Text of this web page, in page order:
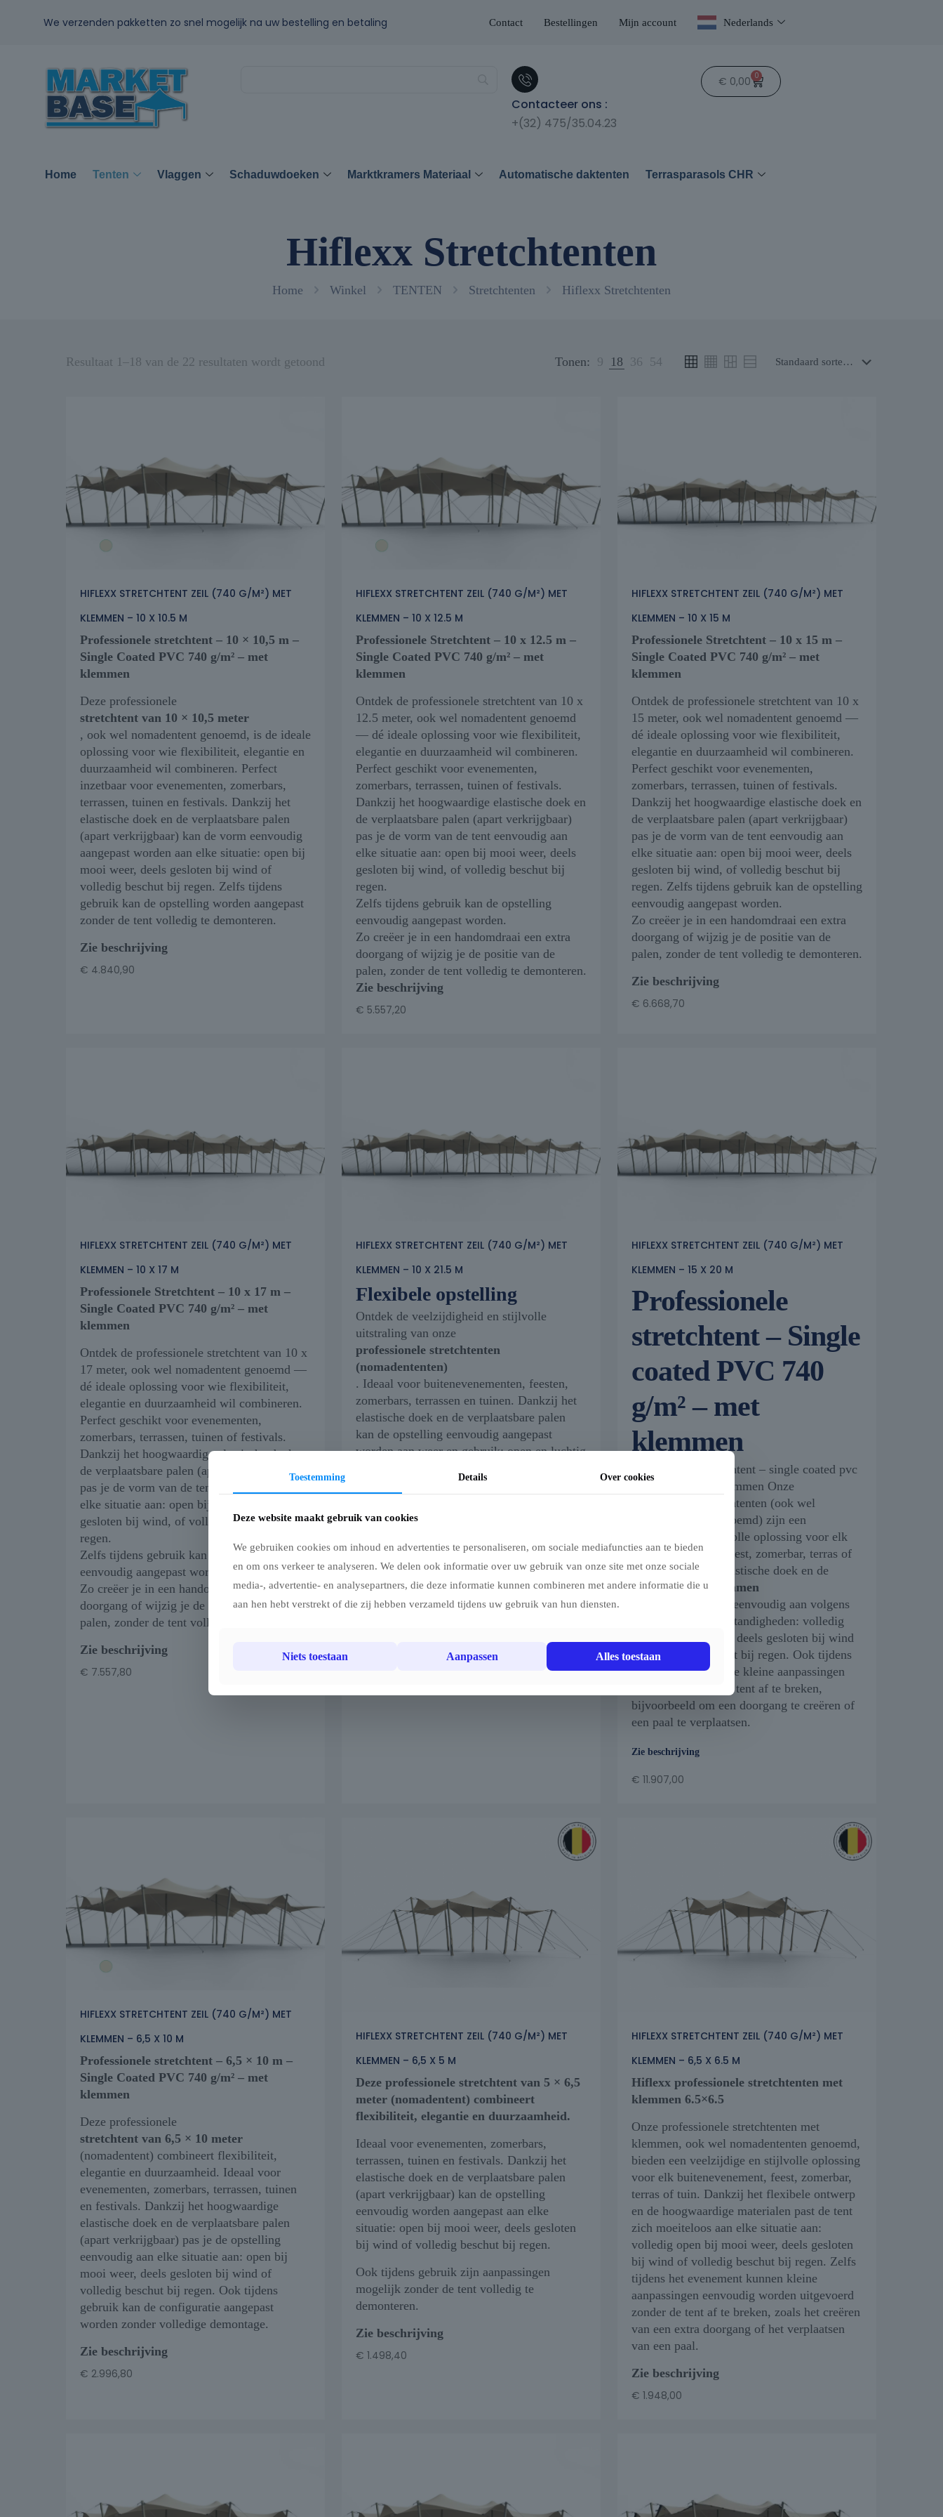
We verzenden pakketten zo snel mogelijk na uw bestelling en betaling Contact Bestellingen Mijn account Nederlands
Contacteer ons :
+(32) 475/35.04.23
€ 0,00 0
Home Tenten Vlaggen Schaduwdoeken Marktkramers Materiaal Automatische daktenten Terrasparasols CHR
Hiflexx Stretchtenten
Home Winkel TENTEN Stretchtenten Hiflexx Stretchtenten
Resultaat 1–18 van de 22 resultaten wordt getoond Tonen: 9 18 36 54
HIFLEXX STRETCHTENT ZEIL (740 G/M²) MET
KLEMMEN – 10 X 10.5 M
Professionele stretchtent – 10 × 10,5 m –
Single Coated PVC 740 g/m² – met
klemmen
Deze professionele
stretchtent van 10 × 10,5 meter
, ook wel nomadentent genoemd, is de ideale
oplossing voor wie flexibiliteit, elegantie en
duurzaamheid wil combineren. Perfect
inzetbaar voor evenementen, zomerbars,
terrassen, tuinen en festivals. Dankzij het
elastische doek en de verplaatsbare palen
(apart verkrijgbaar) kan de vorm eenvoudig
aangepast worden aan elke situatie: open bij
mooi weer, deels gesloten bij wind of
volledig beschut bij regen. Zelfs tijdens
gebruik kan de opstelling worden aangepast
zonder de tent volledig te demonteren.
Zie beschrijving
€ 4.840,90
HIFLEXX STRETCHTENT ZEIL (740 G/M²) MET
KLEMMEN – 10 X 12.5 M
Professionele Stretchtent – 10 x 12.5 m –
Single Coated PVC 740 g/m² – met
klemmen
Ontdek de professionele stretchtent van 10 x
12.5 meter, ook wel nomadentent genoemd
— dé ideale oplossing voor wie flexibiliteit,
elegantie en duurzaamheid wil combineren.
Perfect geschikt voor evenementen,
zomerbars, terrassen, tuinen of festivals.
Dankzij het hoogwaardige elastische doek en
de verplaatsbare palen (apart verkrijgbaar)
pas je de vorm van de tent eenvoudig aan
elke situatie aan: open bij mooi weer, deels
gesloten bij wind, of volledig beschut bij
regen.
Zelfs tijdens gebruik kan de opstelling
eenvoudig aangepast worden.
Zo creëer je in een handomdraai een extra
doorgang of wijzig je de positie van de
palen, zonder de tent volledig te demonteren.
Zie beschrijving
€ 5.557,20
HIFLEXX STRETCHTENT ZEIL (740 G/M²) MET
KLEMMEN – 10 X 15 M
Professionele Stretchtent – 10 x 15 m –
Single Coated PVC 740 g/m² – met
klemmen
Ontdek de professionele stretchtent van 10 x
15 meter, ook wel nomadentent genoemd —
dé ideale oplossing voor wie flexibiliteit,
elegantie en duurzaamheid wil combineren.
Perfect geschikt voor evenementen,
zomerbars, terrassen, tuinen of festivals.
Dankzij het hoogwaardige elastische doek en
de verplaatsbare palen (apart verkrijgbaar)
pas je de vorm van de tent eenvoudig aan
elke situatie aan: open bij mooi weer, deels
gesloten bij wind, of volledig beschut bij
regen. Zelfs tijdens gebruik kan de opstelling
eenvoudig aangepast worden.
Zo creëer je in een handomdraai een extra
doorgang of wijzig je de positie van de
palen, zonder de tent volledig te demonteren.
Zie beschrijving
€ 6.668,70
HIFLEXX STRETCHTENT ZEIL (740 G/M²) MET
KLEMMEN – 10 X 17 M
Professionele Stretchtent – 10 x 17 m –
Single Coated PVC 740 g/m² – met
klemmen
Ontdek de professionele stretchtent van 10 x
17 meter, ook wel nomadentent genoemd —
dé ideale oplossing voor wie flexibiliteit,
elegantie en duurzaamheid wil combineren.
Perfect geschikt voor evenementen,
zomerbars, terrassen, tuinen of festivals.
Dankzij het hoogwaardige elastische doek en
de verplaatsbare palen (apart verkrijgbaar)
pas je de vorm van de tent eenvoudig aan
elke situatie aan: open bij mooi weer, deels
gesloten bij wind, of volledig beschut bij
regen.
Zelfs tijdens gebruik kan de opstelling
eenvoudig aangepast worden.
Zo creëer je in een handomdraai een extra
doorgang of wijzig je de positie van de
palen, zonder de tent volledig te demonteren.
Zie beschrijving
€ 7.557,80
HIFLEXX STRETCHTENT ZEIL (740 G/M²) MET
KLEMMEN – 10 X 21.5 M
Flexibele opstelling
Ontdek de veelzijdigheid en stijlvolle
uitstraling van onze
professionele stretchtenten
(nomadententen)
. Ideaal voor buitenevenementen, feesten,
zomerbars, terrassen en tuinen. Dankzij het
elastische doek en de verplaatsbare palen
kan de opstelling eenvoudig aangepast
worden aan weer en gebruik: open en luchtig
Kleine aanpassingen (zoals een extra
kunnen zelfs uitgevoerd worden terwijl de
Zie beschrijving
€9.204,40
HIFLEXX STRETCHTENT ZEIL (740 G/M²) MET
KLEMMEN – 15 X 20 M
Professionele
stretchtent – Single
coated PVC 740
g/m² – met
klemmen
Professionele stretchtent – single coated pvc
740 g- m² – met klemmen Onze
professionele stretchtenten (ook wel
nomadententen genoemd) zijn een
veelzijdige en stijlvolle oplossing voor elk
buitenevenement, feest, zomerbar, terras of
tuin. Dankzij het elastische doek en de
verplaatsbare klemmen
pas je de opstelling eenvoudig aan volgens
terrein en weersomstandigheden: volledig
open bij mooi weer, deels gesloten bij wind
of maximaal beschut bij regen. Ook tijdens
het evenement kan je kleine aanpassingen
uitvoeren zonder de tent af te breken,
bijvoorbeeld om een doorgang te creëren of
een paal te verplaatsen.
Zie beschrijving
€ 11.907,00
HIFLEXX STRETCHTENT ZEIL (740 G/M²) MET
KLEMMEN – 6,5 X 10 M
Professionele stretchtent – 6,5 × 10 m –
Single Coated PVC 740 g/m² – met
klemmen
Deze professionele
stretchtent van 6,5 × 10 meter
(nomadentent) combineert flexibiliteit,
elegantie en duurzaamheid. Ideaal voor
evenementen, zomerbars, terrassen, tuinen
en festivals. Dankzij het hoogwaardige
elastische doek en de verplaatsbare palen
(apart verkrijgbaar) pas je de opstelling
eenvoudig aan elke situatie aan: open bij
mooi weer, deels gesloten bij wind of
volledig beschut bij regen. Ook tijdens
gebruik kan de configuratie aangepast
worden zonder volledige demontage.
Zie beschrijving
€ 2.996,80
HIFLEXX STRETCHTENT ZEIL (740 G/M²) MET
KLEMMEN – 6,5 X 5 M
Deze professionele stretchtent van 5 × 6,5
meter (nomadentent) combineert
flexibiliteit, elegantie en duurzaamheid.
Ideaal voor evenementen, zomerbars,
terrassen, tuinen en festivals. Dankzij het
elastische doek en de verplaatsbare palen
(apart verkrijgbaar) kan de opstelling
eenvoudig worden aangepast aan elke
situatie: open bij mooi weer, deels gesloten
bij wind of volledig beschut bij regen.
Ook tijdens gebruik zijn aanpassingen
mogelijk zonder de tent volledig te
demonteren.
Zie beschrijving
€ 1.498,40
HIFLEXX STRETCHTENT ZEIL (740 G/M²) MET
KLEMMEN – 6,5 X 6.5 M
Hiflexx professionele stretchtenten met
klemmen 6.5×6.5
Onze professionele stretchtenten met
klemmen, ook wel nomadententen genoemd,
bieden een veelzijdige en stijlvolle oplossing
voor elk buitenevenement, feest, zomerbar,
terras of tuin. Dankzij het flexibele ontwerp
en de hoogwaardige materialen past de tent
zich moeiteloos aan elke situatie aan:
volledig open bij mooi weer, deels gesloten
bij wind of volledig beschut bij regen. Zelfs
tijdens het evenement kunnen kleine
aanpassingen eenvoudig worden uitgevoerd
zonder de tent af te breken, zoals het creëren
van een extra doorgang of het verplaatsen
van een paal.
Zie beschrijving
€ 1.948,00
Toestemming Details Over cookies
Deze website maakt gebruik van cookies
We gebruiken cookies om inhoud en advertenties te personaliseren, om sociale mediafuncties aan te bieden
en om ons verkeer te analyseren. We delen ook informatie over uw gebruik van onze site met onze sociale
media-, advertentie- en analysepartners, die deze informatie kunnen combineren met andere informatie die u
aan hen hebt verstrekt of die zij hebben verzameld tijdens uw gebruik van hun diensten.
Niets toestaan Aanpassen Alles toestaan